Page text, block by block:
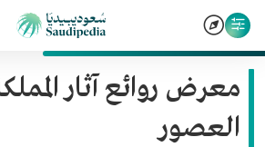
معرض روائع آثار
العصور